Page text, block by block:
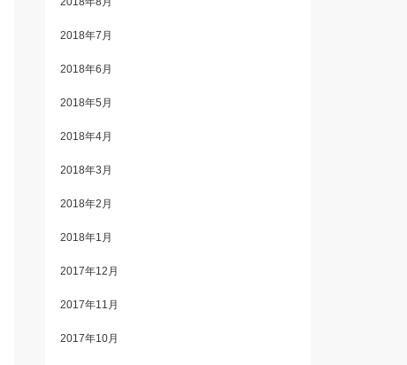
2018年7月
2018年6月
2018年5月
2018年4月
2018年3月
2018年2月
2018年1月
2017年12月
2017年11月
2017年10月